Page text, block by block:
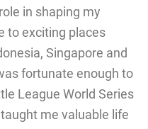
in shaping my
to exciting places
Singapore and
fortunate enough to
League World Series
me valuable life